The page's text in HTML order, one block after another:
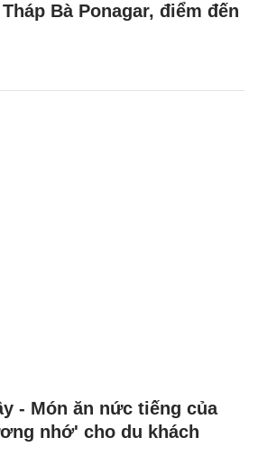
Bà Ponagar, điểm đến
- Món ăn nức tiếng của
nhớ' cho du khách